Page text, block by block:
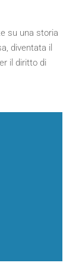
su una storia
diventata il
il diritto di